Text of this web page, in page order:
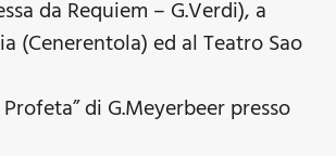
da Requiem – G.Verdi), a
(Cenerentola) ed al Teatro Sao
di G.Meyerbeer presso